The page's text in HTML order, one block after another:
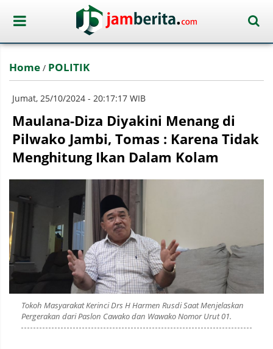
Home / POLITIK
Jumat, 25/10/2024 - 20:17:17 WIB
Maulana-Diza Diyakini Menang di
Pilwako Jambi, Tomas : Karena Tidak
Menghitung Ikan Dalam Kolam
Tokoh Masyarakat Kerinci Drs H Harmen Rusdi Saat Menjelaskan
Pergerakan dari Paslon Cawako dan Wawako Nomor Urut 01.